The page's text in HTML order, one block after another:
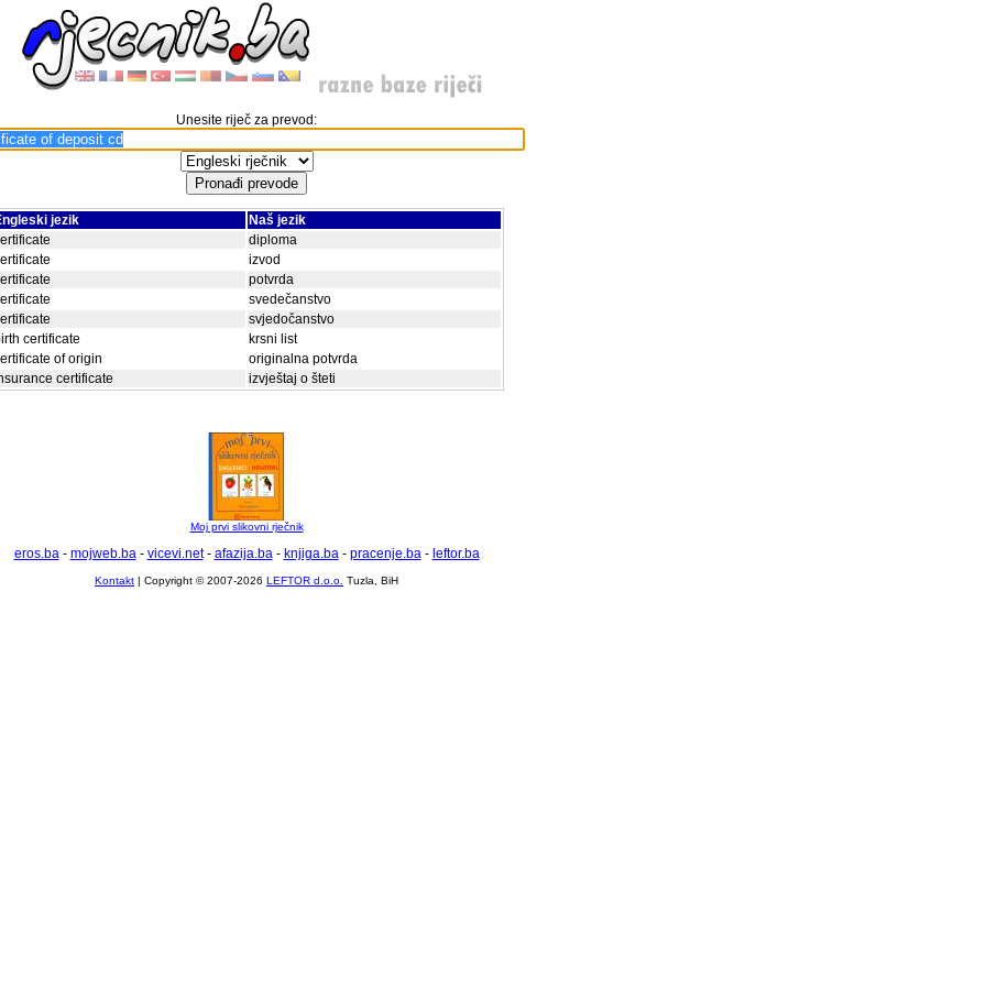
Unesite riječ za prevod:
jezik
Naš jezik
diploma
izvod
potvrda
svedečanstvo
svjedočanstvo
certificate
krsni list
of origin
originalna potvrda
certificate
izvještaj o šteti
Moj prvi slikovni rječnik
eros.ba- mojweb.ba- vicevi.net- afazija.ba- knjiga.ba- pracenje.ba- leftor.ba
Kontakt | Copyright © 2007-2026 LEFTOR d.o.o. Tuzla, BiH